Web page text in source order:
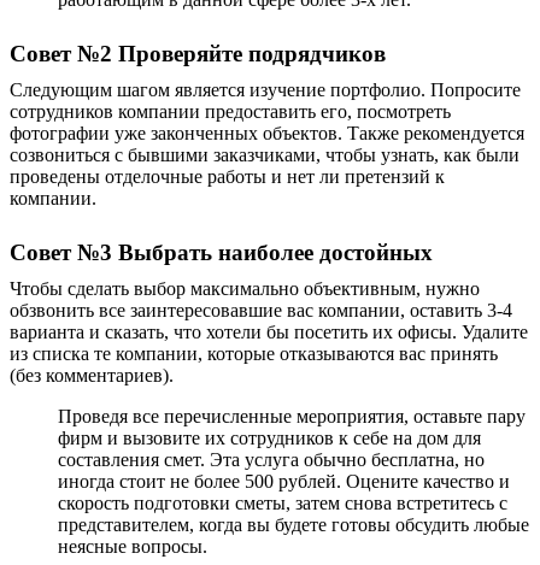
Совет №2 Проверяйте подрядчиков
Следующим шагом является изучение портфолио. Попросите
сотрудников компании предоставить его, посмотреть
фотографии уже законченных объектов. Также рекомендуется
созвониться с бывшими заказчиками, чтобы узнать, как были
проведены отделочные работы и нет ли претензий к
компании.
Совет №3 Выбрать наиболее достойных
Чтобы сделать выбор максимально объективным, нужно
обзвонить все заинтересовавшие вас компании, оставить 3-4
варианта и сказать, что хотели бы посетить их офисы. Удалите
из списка те компании, которые отказываются вас принять
(без комментариев).
Проведя все перечисленные мероприятия, оставьте пару
фирм и вызовите их сотрудников к себе на дом для
составления смет. Эта услуга обычно бесплатна, но
иногда стоит не более 500 рублей. Оцените качество и
скорость подготовки сметы, затем снова встретитесь с
представителем, когда вы будете готовы обсудить любые
неясные вопросы.